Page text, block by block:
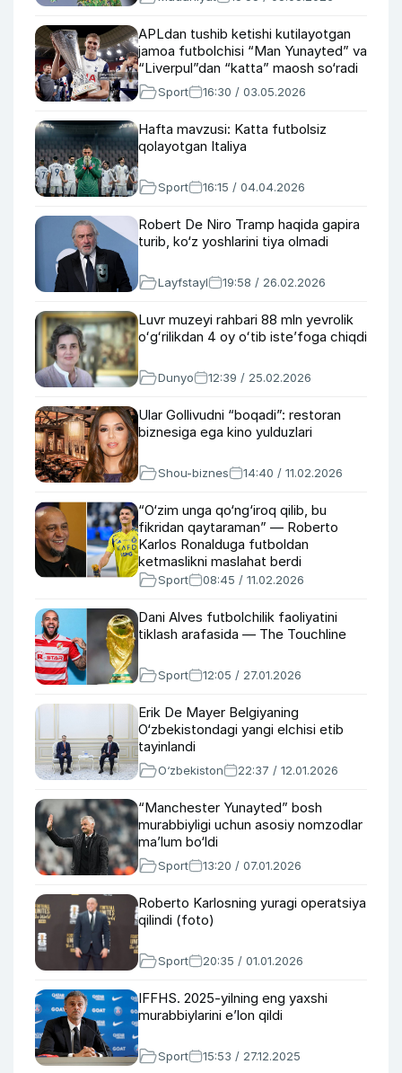
APLdan tushib ketishi kutilayotgan
jamoa futbolchisi “Man Yunayted” va
“Liverpul”dan “katta” maosh so‘radi
Sport 16:30 / 03.05.2026
Hafta mavzusi: Katta futbolsiz
qolayotgan Italiya
Sport 16:15 / 04.04.2026
Robert De Niro Tramp haqida gapira
turib, ko‘z yoshlarini tiya olmadi
Layfstayl 19:58 / 26.02.2026
Luvr muzeyi rahbari 88 mln yevrolik
oʻgʻrilikdan 4 oy oʻtib iste’foga chiqdi
Dunyo 12:39 / 25.02.2026
Ular Gollivudni “boqadi”: restoran
biznesiga ega kino yulduzlari
Shou-biznes 14:40 / 11.02.2026
“O‘zim unga qo‘ng‘iroq qilib, bu
fikridan qaytaraman” — Roberto
Karlos Ronalduga futboldan
ketmaslikni maslahat berdi
Sport 08:45 / 11.02.2026
Dani Alves futbolchilik faoliyatini
tiklash arafasida — The Touchline
Sport 12:05 / 27.01.2026
Erik De Mayer Belgiyaning
O‘zbekistondagi yangi elchisi etib
tayinlandi
O‘zbekiston 22:37 / 12.01.2026
“Manchester Yunayted” bosh
murabbiyligi uchun asosiy nomzodlar
ma’lum bo‘ldi
Sport 13:20 / 07.01.2026
Roberto Karlosning yuragi operatsiya
qilindi (foto)
Sport 20:35 / 01.01.2026
IFFHS. 2025-yilning eng yaxshi
murabbiylarini e’lon qildi
Sport 15:53 / 27.12.2025